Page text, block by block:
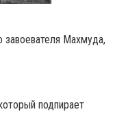
Махмуда,
подпирает